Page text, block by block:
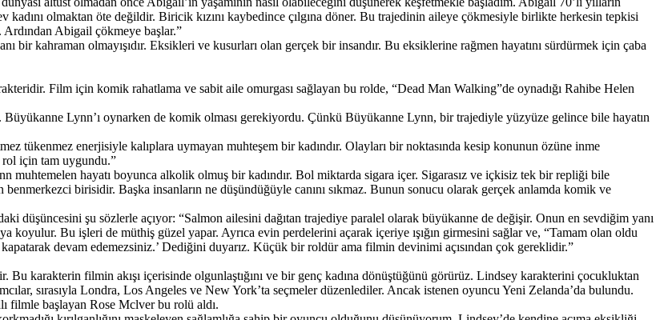
kadını olmaktan öte değildir. Biricik kızını kaybedince çılgına döner. Bu trajedinin aileye çökmesiyle birlikte herkesin tepkisi
Ardından Abigail çökmeye başlar.”
kahraman olmayışıdır. Eksikleri ve kusurları olan gerçek bir insandır. Bu eksiklerine rağmen hayatını sürdürmek için çaba
Film için komik rahatlama ve sabit aile omurgası sağlayan bu rolde, “Dead Man Walking”de oynadığı Rahibe Helen
Lynn’ı oynarken de komik olması gerekiyordu. Çünkü Büyükanne Lynn, bir trajediyle yüzyüze gelince bile hayatın
tükenmez enerjisiyle kalıplara uymayan muhteşem bir kadındır. Olayları bir noktasında kesip konunun özüne inme
rol için tam uygundu.”
muhtemelen hayatı boyunca alkolik olmuş bir kadındır. Bol miktarda sigara içer. Sigarasız ve içkisiz tek bir repliği bile
birisidir. Başka insanların ne düşündüğüyle canını sıkmaz. Bunun sonucu olarak gerçek anlamda komik ve
şu sözlerle açıyor: “Salmon ailesini dağıtan trajediye paralel olarak büyükanne de değişir. Onun en sevdiğim yanı
koyulur. Bu işleri de müthiş güzel yapar. Ayrıca evin perdelerini açarak içeriye ışığın girmesini sağlar ve, “Tamam olan oldu
kapatarak devam edemezsiniz.’ Dediğini duyarız. Küçük bir roldür ama filmin devinimi açısından çok gereklidir.”
karakterin filmin akışı içerisinde olgunlaştığını ve bir genç kadına dönüştüğünü görürüz. Lindsey karakterini çocukluktan
sırasıyla Londra, Los Angeles ve New York’ta seçmeler düzenlediler. Ancak istenen oyuncu Yeni Zelanda’da bulundu.
filmle başlayan Rose Mclver bu rolü aldı.